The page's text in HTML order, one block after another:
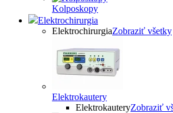
Kolposkopy
Elektrochirurgia
ElektrochirurgiaZobraziť všetky
Elektrokautery
ElektrokauteryZobraziť